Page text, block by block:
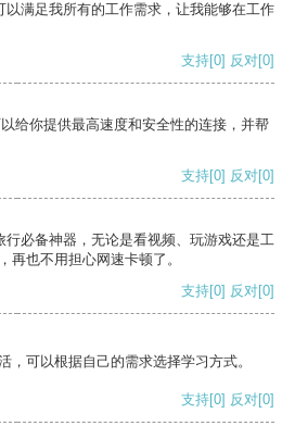
以满足我所有的工作需求，让我能够在工作
支持[0] 反对[0]
给你提供最高速度和安全性的连接，并帮
支持[0] 反对[0]
行必备神器，无论是看视频、玩游戏还是工
再也不用担心网速卡顿了。
支持[0] 反对[0]
，可以根据自己的需求选择学习方式。
支持[0] 反对[0]